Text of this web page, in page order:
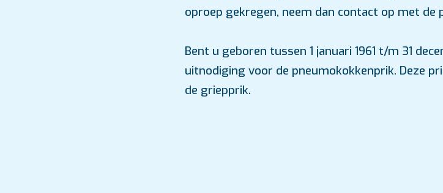
oproep gekregen, neem dan contact op met de
Bent u geboren tussen 1 januari 1961 t/m 31
uitnodiging voor de pneumokokkenprik. Deze
de griepprik.